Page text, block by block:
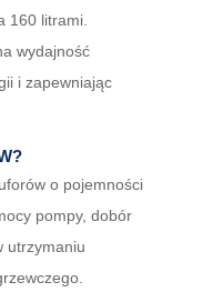
160 litrami.
wydajność
i zapewniając
o pojemności
pompy, dobór
utrzymaniu